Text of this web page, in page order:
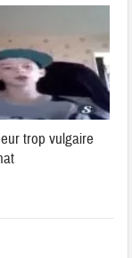
trop vulgaire